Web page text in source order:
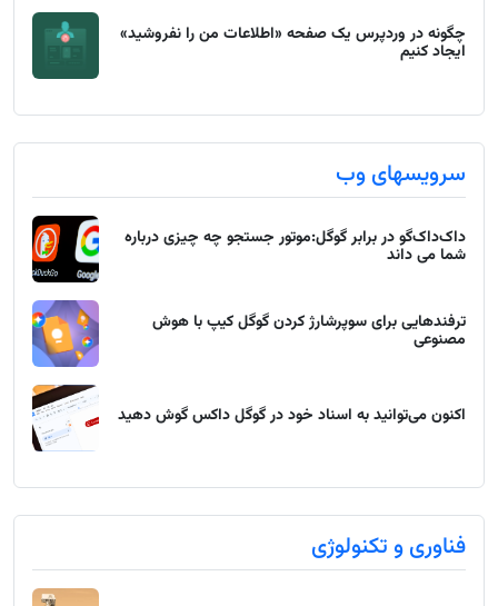
چگونه در وردپرس یک صفحه «اطلاعات من را نفروشید»
ایجاد کنیم
سرویسهای وب
داک‌داک‌گو در برابر گوگل:موتور جستجو چه چیزی درباره
شما می داند
ترفندهایی برای سوپرشارژ کردن گوگل کیپ با هوش
مصنوعی
اکنون می‌توانید به اسناد خود در گوگل داکس گوش دهید
فناوری و تکنولوژی